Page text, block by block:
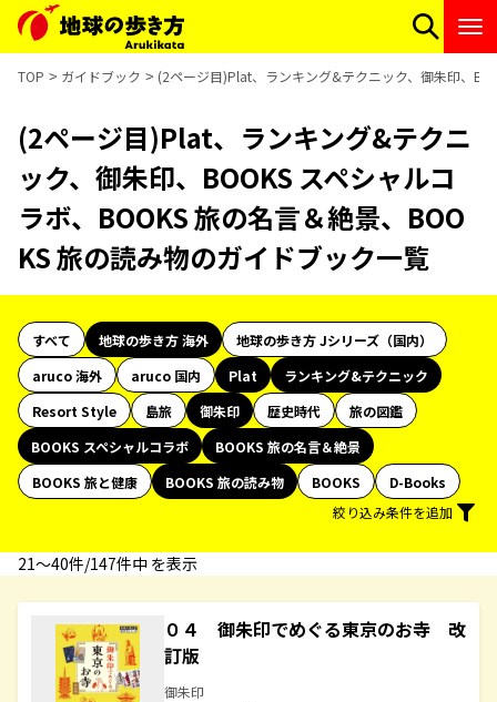
TOP ガイドブック (2ページ目)Plat、ランキング&テクニック、御朱印、
(2ページ目)Plat、ランキング&テクニ
ック、御朱印、BOOKS スペシャルコ
ラボ、BOOKS 旅の名言＆絶景、BOO
KS 旅の読み物のガイドブック一覧
すべて 地球の歩き方 海外
地球の歩き方 Jシリーズ（国内）
aruco 海外
aruco 国内 Plat
ランキング&テクニック
Resort Style
島旅 御朱印 歴史時代
旅の図鑑
BOOKS スペシャルコラボ
BOOKS 旅の名言＆絶景
BOOKS 旅と健康
BOOKS 旅の読み物 BOOKS
D-Books
絞り込み条件を追加
21〜40件/147件中 を表示
０４ 御朱印でめぐる東京のお寺 改
訂版
御朱印